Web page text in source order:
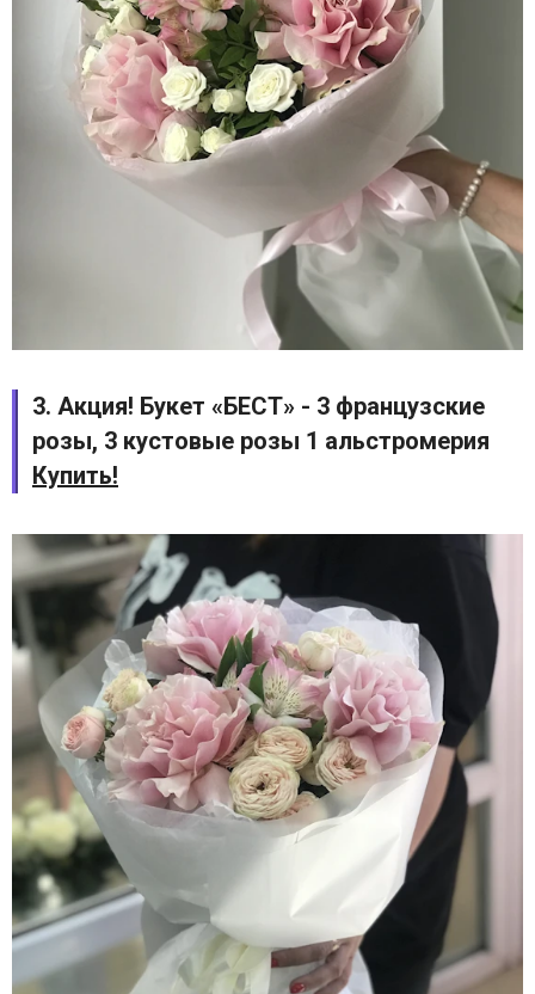
3. Акция! Букет «БЕСТ» - 3 французские
розы, 3 кустовые розы 1 альстромерия
Купить!